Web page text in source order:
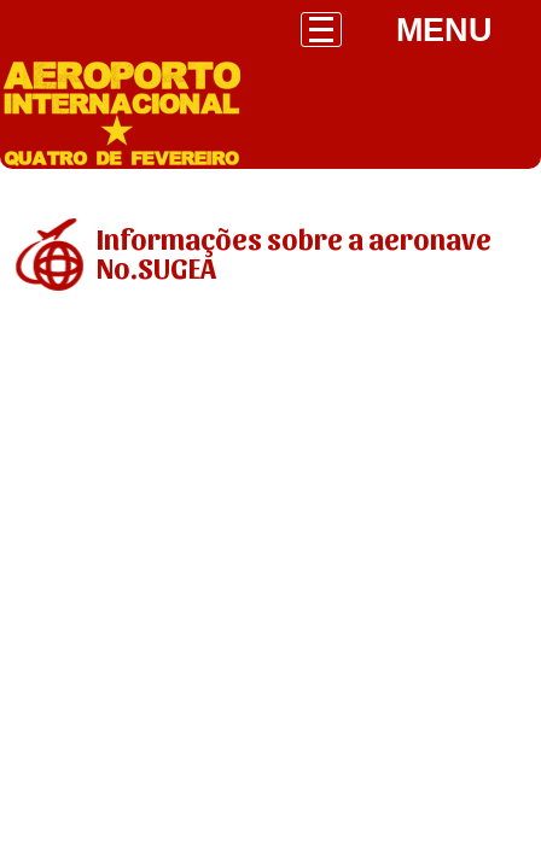
MENU
Informações sobre a aeronave
No.SUGEA